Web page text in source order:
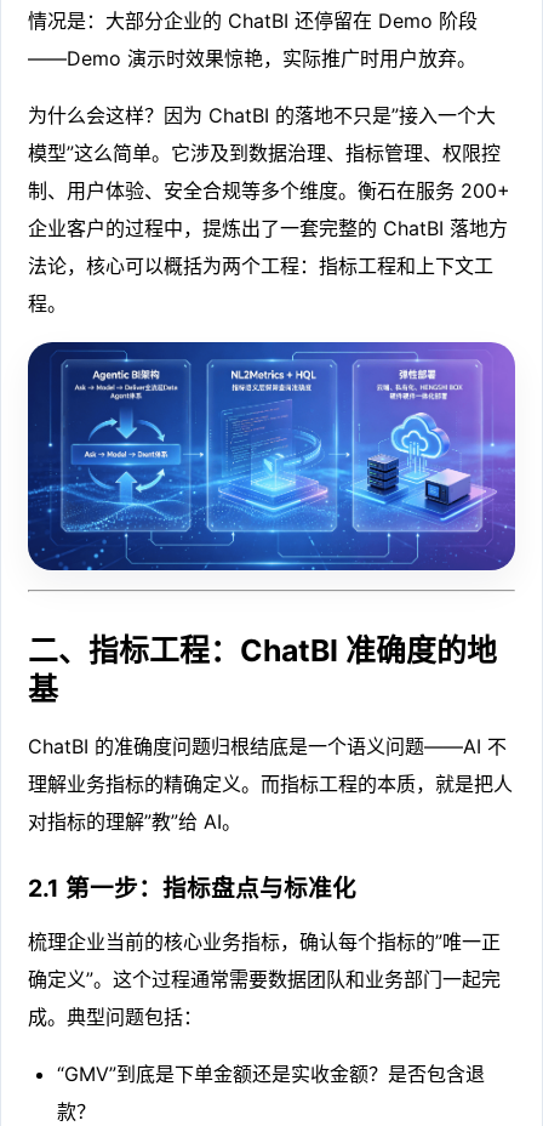
情况是：大部分企业的 ChatBI 还停留在 Demo 阶段
——Demo 演示时效果惊艳，实际推广时用户放弃。
为什么会这样？因为 ChatBI 的落地不只是”接入一个大
模型”这么简单。它涉及到数据治理、指标管理、权限控
制、用户体验、安全合规等多个维度。衡石在服务 200+
企业客户的过程中，提炼出了一套完整的 ChatBI 落地方
法论，核心可以概括为两个工程：指标工程和上下文工
程。
二、指标工程：ChatBI 准确度的地
基
ChatBI 的准确度问题归根结底是一个语义问题——AI 不
理解业务指标的精确定义。而指标工程的本质，就是把人
对指标的理解”教”给 AI。
2.1 第一步：指标盘点与标准化
梳理企业当前的核心业务指标，确认每个指标的”唯一正
确定义”。这个过程通常需要数据团队和业务部门一起完
成。典型问题包括：
“GMV”到底是下单金额还是实收金额？是否包含退
款？